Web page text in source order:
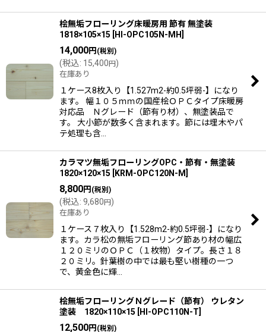
桧無垢フローリング床暖房用 節有 無塗装
1818×105×15
HI-OPC105N-MH
14,000円 (税別)
(税込: 15,400 円 )
在庫あり
１ケース8枚入り【1.527m2-約0.5坪弱-】になり
ます。 幅１０５ｍｍの国産桧ＯＰＣタイプ床暖房
対応品 Ｎグレード（節有り材）、無塗装品で
す。 大小節が数多く含まれます。節には埋木やパ
テ処理も含…
カラマツ無垢フローリングOPC・節有・無塗装
1820×120×15
KRM-OPC120N-M
8,800円 (税別)
(税込: 9,680 円 )
在庫あり
１ケース７枚入り【1.528m2-約0.5坪弱-】になり
ます。カラ松の無垢フローリング節あり材の幅広
１２０ミリのＯＰＣ（１枚物）タイプ。長さ１８
２０ミリ。針葉樹の中では最も堅い樹種の一つ
で、黄金色に輝…
桧無垢フローリングＮグレード（節有） ウレタン
塗装 1820×110×15
HI-OPC110N-T
12,500円 (税別)